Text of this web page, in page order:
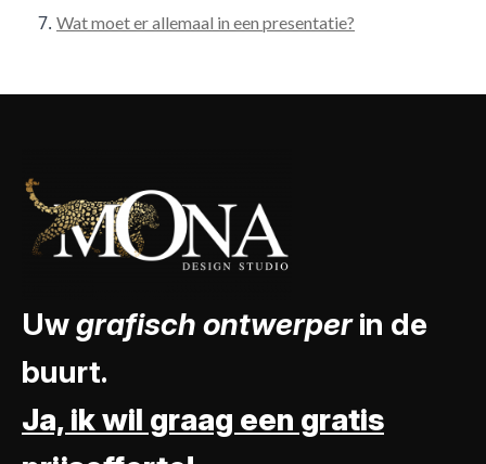
Wat moet er allemaal in een presentatie?
Uwgrafisch ontwerperin de
buurt.
Ja, ik wil graag een gratis